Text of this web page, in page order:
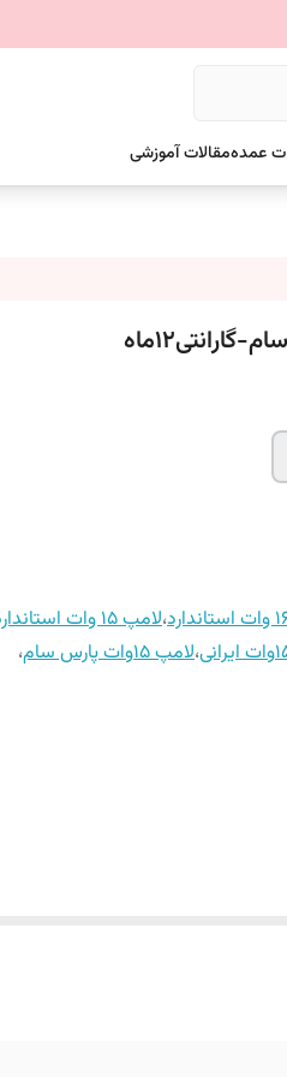
عمدهمقالات آموزشی
،لامپ 15 وات استاندارد
،لامپ 15وات پارس سام
،